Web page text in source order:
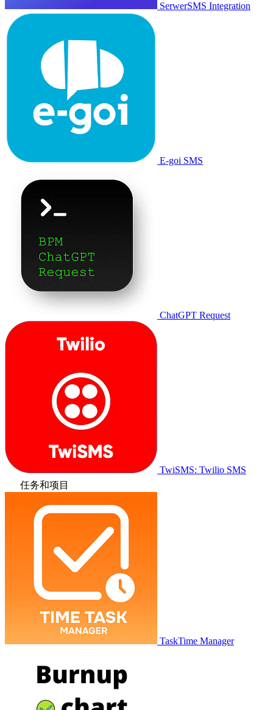
SerwerSMS Integration
E-goi SMS
ChatGPT Request
TwiSMS: Twilio SMS
任务和项目
TaskTime Manager